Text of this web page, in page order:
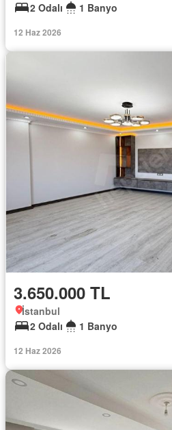
2 Odalı
1 Banyo
12 Haz 2026
3.650.000 TL
İstanbul
2 Odalı
1 Banyo
12 Haz 2026